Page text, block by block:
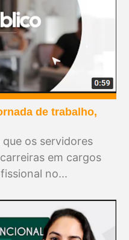
de trabalho,
os servidores
em cargos
no...